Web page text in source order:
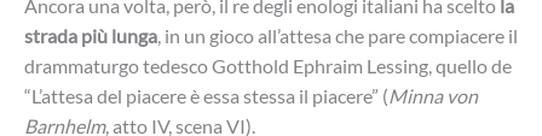
Ancora una volta, però, il re degli enologi italiani ha scelto la
strada più lunga, in un gioco all’attesa che pare compiacere il
drammaturgo tedesco Gotthold Ephraim Lessing, quello de
“L’attesa del piacere è essa stessa il piacere” (Minna von
Barnhelm, atto IV, scena VI).